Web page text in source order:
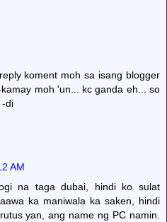
koment moh sa isang blogger
moh 'un... kc ganda eh... so
-di
AM
na taga dubai, hindi ko sulat
ka maniwala ka saken, hindi
yan, ang name ng PC namin.